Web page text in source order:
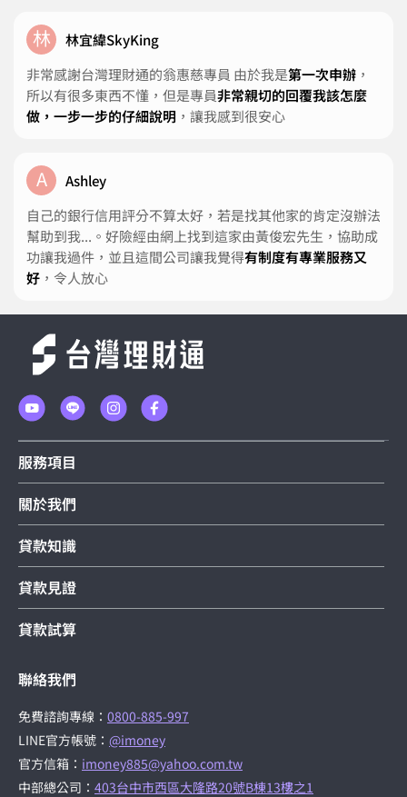
林
林宜緯SkyKing
非常感謝台灣理財通的翁惠慈專員 由於我是第一次申辦 ，
所以有很多東西不懂，但是專員非常親切的回覆我該怎麼
做，一步一步的仔細說明 ，讓我感到很安心
A
Ashley
自己的銀行信用評分不算太好，若是找其他家的肯定沒辦法
幫助到我...。好險經由網上找到這家由黃俊宏先生，協助成
功讓我過件，並且這間公司讓我覺得有制度有專業服務又
好 ，令人放心
服務項目
關於我們
貸款知識
貸款見證
貸款試算
聯絡我們
免費諮詢專線： 0800-885-997
LINE官方帳號： @imoney
官方信箱： imoney885@yahoo.com.tw
中部總公司： 403台中市西區大隆路20號B棟13樓之1